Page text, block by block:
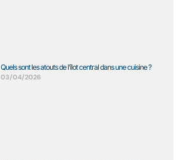
Quels sont les atouts de l’îlot central dans une cuisine ?
03/04/2026